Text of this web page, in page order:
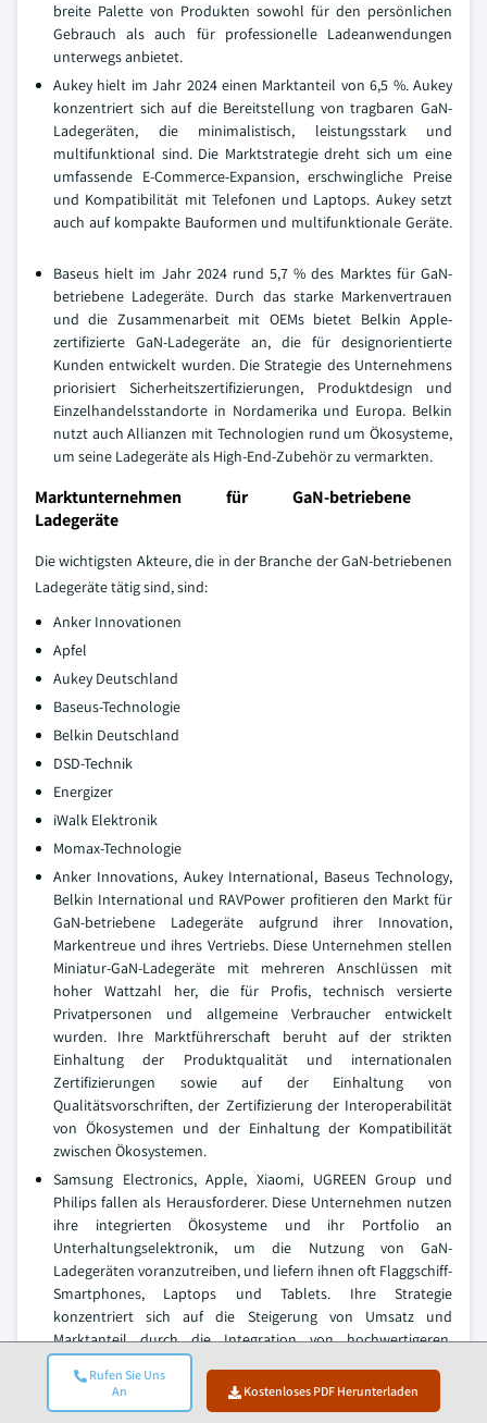
Rufen Sie Uns
An
Kostenloses PDF Herunterladen
breite Palette von Produkten sowohl für den persönlichen
Gebrauch als auch für professionelle Ladeanwendungen
unterwegs anbietet.
Aukey hielt im Jahr 2024 einen Marktanteil von 6,5 %. Aukey
konzentriert sich auf die Bereitstellung von tragbaren GaN-
Ladegeräten, die minimalistisch, leistungsstark und
multifunktional sind. Die Marktstrategie dreht sich um eine
umfassende E-Commerce-Expansion, erschwingliche Preise
und Kompatibilität mit Telefonen und Laptops. Aukey setzt
auch auf kompakte Bauformen und multifunktionale Geräte.
Baseus hielt im Jahr 2024 rund 5,7 % des Marktes für GaN-
betriebene Ladegeräte. Durch das starke Markenvertrauen
und die Zusammenarbeit mit OEMs bietet Belkin Apple-
zertifizierte GaN-Ladegeräte an, die für designorientierte
Kunden entwickelt wurden. Die Strategie des Unternehmens
priorisiert Sicherheitszertifizierungen, Produktdesign und
Einzelhandelsstandorte in Nordamerika und Europa. Belkin
nutzt auch Allianzen mit Technologien rund um Ökosysteme,
um seine Ladegeräte als High-End-Zubehör zu vermarkten.
Marktunternehmen für GaN-betriebene
Ladegeräte
Die wichtigsten Akteure, die in der Branche der GaN-betriebenen
Ladegeräte tätig sind, sind:
Anker Innovationen
Apfel
Aukey Deutschland
Baseus-Technologie
Belkin Deutschland
DSD-Technik
Energizer
iWalk Elektronik
Momax-Technologie
Anker Innovations, Aukey International, Baseus Technology,
Belkin International und RAVPower profitieren den Markt für
GaN-betriebene Ladegeräte aufgrund ihrer Innovation,
Markentreue und ihres Vertriebs. Diese Unternehmen stellen
Miniatur-GaN-Ladegeräte mit mehreren Anschlüssen mit
hoher Wattzahl her, die für Profis, technisch versierte
Privatpersonen und allgemeine Verbraucher entwickelt
wurden. Ihre Marktführerschaft beruht auf der strikten
Einhaltung der Produktqualität und internationalen
Zertifizierungen sowie auf der Einhaltung von
Qualitätsvorschriften, der Zertifizierung der Interoperabilität
von Ökosystemen und der Einhaltung der Kompatibilität
zwischen Ökosystemen.
Samsung Electronics, Apple, Xiaomi, UGREEN Group und
Philips fallen als Herausforderer. Diese Unternehmen nutzen
ihre integrierten Ökosysteme und ihr Portfolio an
Unterhaltungselektronik, um die Nutzung von GaN-
Ladegeräten voranzutreiben, und liefern ihnen oft Flaggschiff-
Smartphones, Laptops und Tablets. Ihre Strategie
konzentriert sich auf die Steigerung von Umsatz und
Marktanteil durch die Integration von hochwertigeren,
markenkompatiblen GaN-Ladegeräten, um den
dominierenden Herstellern von Ladezubehör
entgegenzuwirken.